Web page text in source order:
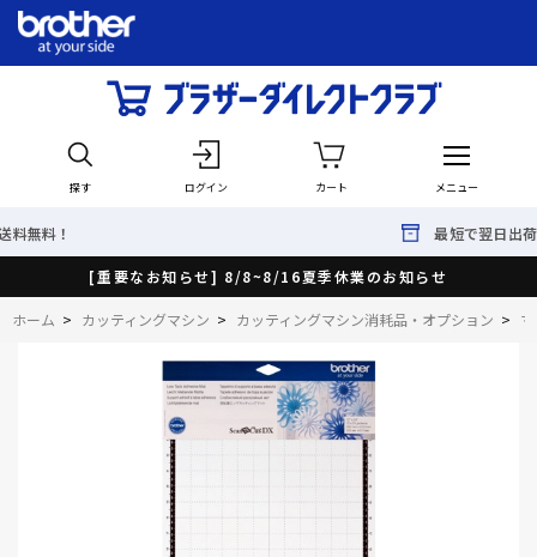
探す ログイン カート メニュー
最短で翌日出荷！
[重要なお知らせ] 8/8~8/16夏季休業のお知らせ
ホーム > カッティングマシン > カッティングマシン消耗品・オプション >